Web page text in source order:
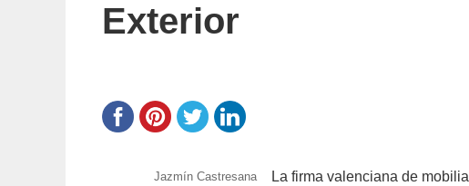
Exterior
La firma valenciana de
https://www.experimenta.es/author/jazmin-
Jazmín Castresana